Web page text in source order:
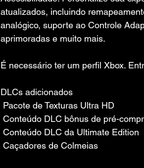
atualizados, incluindo
analógico, suporte ao Controle
aprimoradas e muito mais.
É necessário ter um perfil Xbox.
DLCs ​​adicionados
Pacote de Texturas Ultra HD
Conteúdo DLC bônus de pré-
Conteúdo DLC da Ultimate Edition
Caçadores de Colmeias